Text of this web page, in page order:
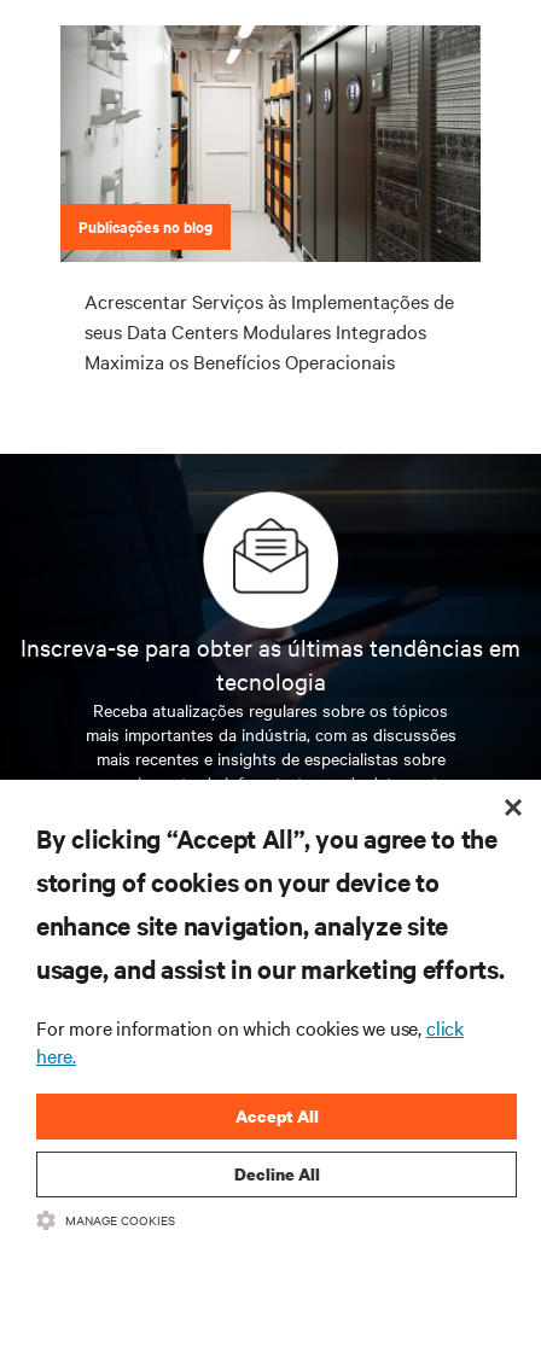
Publicações no blog
Acrescentar Serviços às Implementações de
seus Data Centers Modulares Integrados
Maximiza os Benefícios Operacionais
Inscreva-se para obter as últimas tendências em
tecnologia
Receba atualizações regulares sobre os tópicos
mais importantes da indústria, com as discussões
mais recentes e insights de especialistas sobre
gerenciamento de infraestrutura e de data center.
INSCREVA-SE AGORA
RECURSOS
CORPORATIVO
CONECTE-SE CONOSCO
By clicking “Accept All”, you agree to the
storing of cookies on your device to
enhance site navigation, analyze site
usage, and assist in our marketing efforts.
For more information on which cookies we use,click
here.
Decline All
Accept All
MANAGE COOKIES